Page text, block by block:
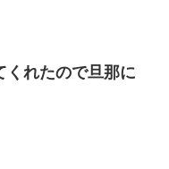
くれたので旦那に